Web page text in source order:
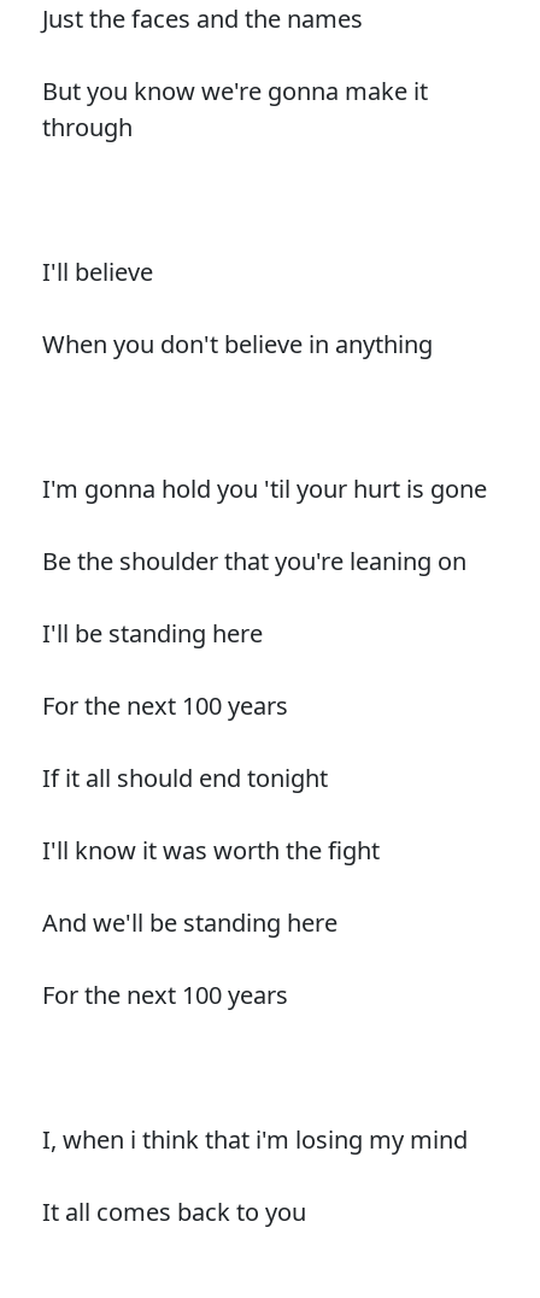
Just the faces and the names
But you know we're gonna make it
through
I'll believe
When you don't believe in anything
I'm gonna hold you 'til your hurt is gone
Be the shoulder that you're leaning on
I'll be standing here
For the next 100 years
If it all should end tonight
I'll know it was worth the fight
And we'll be standing here
For the next 100 years
I, when i think that i'm losing my mind
It all comes back to you